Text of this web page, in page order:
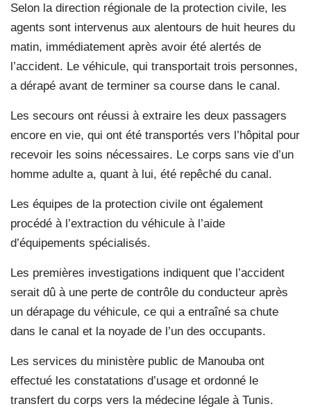
Selon la direction régionale de la protection civile, les
agents sont intervenus aux alentours de huit heures du
matin, immédiatement après avoir été alertés de
l’accident. Le véhicule, qui transportait trois personnes,
a dérapé avant de terminer sa course dans le canal.
Les secours ont réussi à extraire les deux passagers
encore en vie, qui ont été transportés vers l’hôpital pour
recevoir les soins nécessaires. Le corps sans vie d’un
homme adulte a, quant à lui, été repêché du canal.
Les équipes de la protection civile ont également
procédé à l’extraction du véhicule à l’aide
d’équipements spécialisés.
Les premières investigations indiquent que l’accident
serait dû à une perte de contrôle du conducteur après
un dérapage du véhicule, ce qui a entraîné sa chute
dans le canal et la noyade de l’un des occupants.
Les services du ministère public de Manouba ont
effectué les constatations d’usage et ordonné le
transfert du corps vers la médecine légale à Tunis.